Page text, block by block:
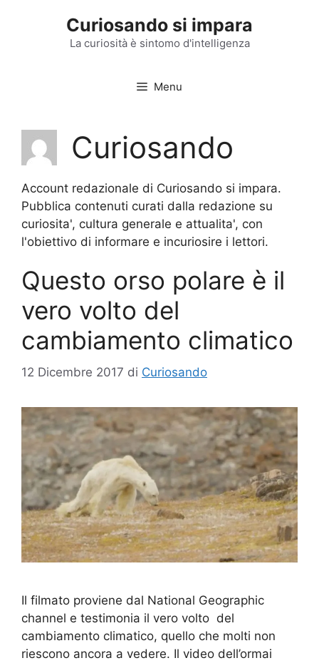
Curiosando si impara
La curiosità è sintomo d'intelligenza
Menu
Curiosando
Account redazionale di Curiosando si impara.
Pubblica contenuti curati dalla redazione su
curiosita', cultura generale e attualita', con
l'obiettivo di informare e incuriosire i lettori.
Questo orso polare è il
vero volto del
cambiamento climatico
12 Dicembre 2017 di Curiosando
Il filmato proviene dal National Geographic
channel e testimonia il vero volto del
cambiamento climatico, quello che molti non
riescono ancora a vedere. Il video dell’ormai